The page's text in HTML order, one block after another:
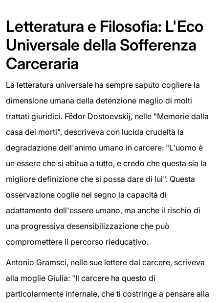
Letteratura e Filosofia: L'Eco
Universale della Sofferenza
Carceraria
La letteratura universale ha sempre saputo cogliere la
dimensione umana della detenzione meglio di molti
trattati giuridici. Fëdor Dostoevskij, nelle "Memorie dalla
casa dei morti", descriveva con lucida crudeltà la
degradazione dell'animo umano in carcere: "L'uomo è
un essere che si abitua a tutto, e credo che questa sia la
migliore definizione che si possa dare di lui". Questa
osservazione coglie nel segno la capacità di
adattamento dell'essere umano, ma anche il rischio di
una progressiva desensibilizzazione che può
compromettere il percorso rieducativo.
Antonio Gramsci, nelle sue lettere dal carcere, scriveva
alla moglie Giulia: "Il carcere ha questo di
particolarmente infernale, che ti costringe a pensare alla